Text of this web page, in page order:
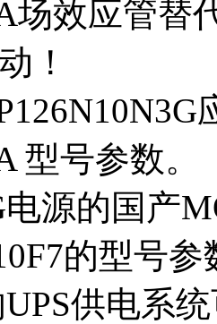
场效应管替
！
型号参数。
源的国产
的型号参
供电系